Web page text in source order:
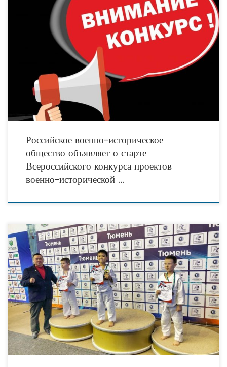
Конкурс проводится второй раз и призван поддержать лучшие инициативы,
направленные на сохранение военно-исторического наследия нашей страны.
Заявки принимаются с 25 декабря 2019 года по 15
Российское военно-историческое
общество объявляет о старте
Всероссийского конкурса проектов
военно-исторической …
В преддверии нового 2020 года в Тюмени состоялся традиционный
новогодний детский турнир по дзюдо «Юный дзюдоист. В соревновании,
которое прошло в тюменском “Центре ДЗЮДО” по